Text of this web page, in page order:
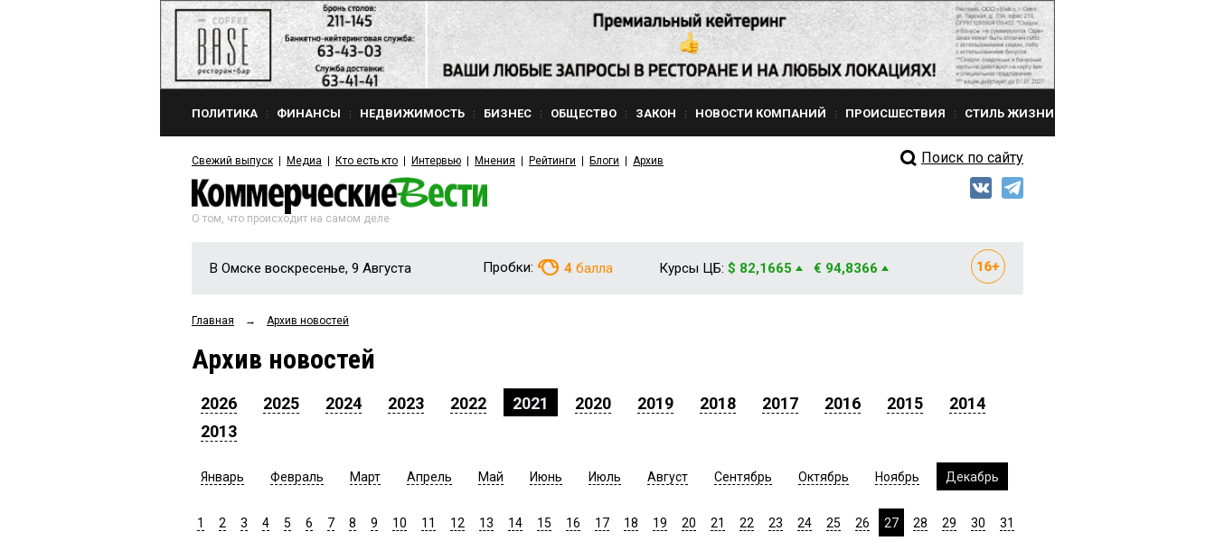
ПОЛИТИКА ФИНАНСЫ НЕДВИЖИМОСТЬ БИЗНЕС ОБЩЕСТВО ЗАКОН НОВОСТИ КОМПАНИЙ ПРОИСШЕСТВИЯ СТИЛЬ ЖИЗНИ
Свежий выпуск Медиа Кто есть кто Интервью Мнения Рейтинги Блоги Архив Поиск по сайту
О том, что происходит на самом деле
В Омске воскресенье, 9 Августа Пробки: 4 балла Курсы ЦБ: $ 82,1665 € 94,8366
Главная → Архив новостей
Архив новостей
2026 2025 2024 2023 2022 2021 2020 2019 2018 2017 2016 2015
2014
2013
Январь Февраль Март Апрель Май Июнь Июль Август Сентябрь Октябрь Ноябрь Декабрь
1 2 3 4 5 6 7 8 9 10 11 12 13 14 15 16 17 18 19 20 21 22 23 24 25 26 27 28 29 30 31